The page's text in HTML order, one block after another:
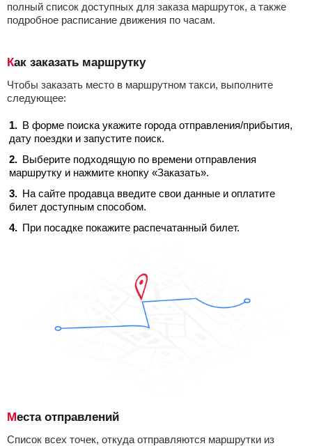
полный список доступных для заказа маршруток, а также
подробное расписание движения по часам.
Как заказать маршрутку
Чтобы заказать место в маршрутном такси, выполните
следующее:
В форме поиска укажите города отправления/прибытия,
дату поездки и запустите поиск.
Выберите подходящую по времени отправления
маршрутку и нажмите кнопку «Заказать».
На сайте продавца введите свои данные и оплатите
билет доступным способом.
При посадке покажите распечатанный билет.
Места отправлений
Список всех точек, откуда отправляются маршрутки из